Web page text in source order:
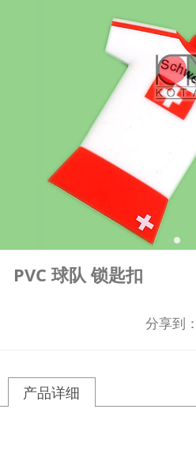
PVC 球队 锁匙扣
分享到：
产品详细